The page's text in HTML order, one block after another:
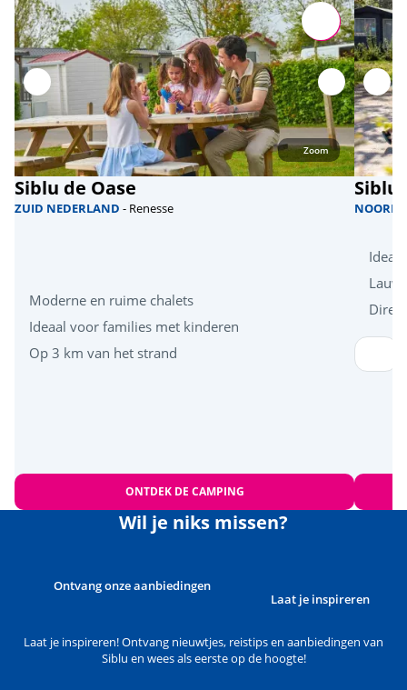
Zoom
Siblu de Oase
ZUID NEDERLAND - Renesse
Moderne en ruime chalets
Ideaal voor families met kinderen
Op 3 km van het strand
ONTDEK DE CAMPING
Siblu
NOORD
Wil je niks missen?
Ontvang onze aanbiedingen
Laat je inspireren
Laat je inspireren! Ontvang nieuwtjes, reistips en aanbiedingen van
Siblu en wees als eerste op de hoogte!